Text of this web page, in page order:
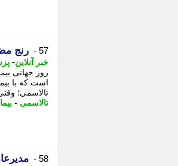
57 - رنج مضاعف 23000 تالاسمی؛ وقتی
خبر آنلاین-
روز جهانی
تالاسمی؛
تالاسمی -
58 -